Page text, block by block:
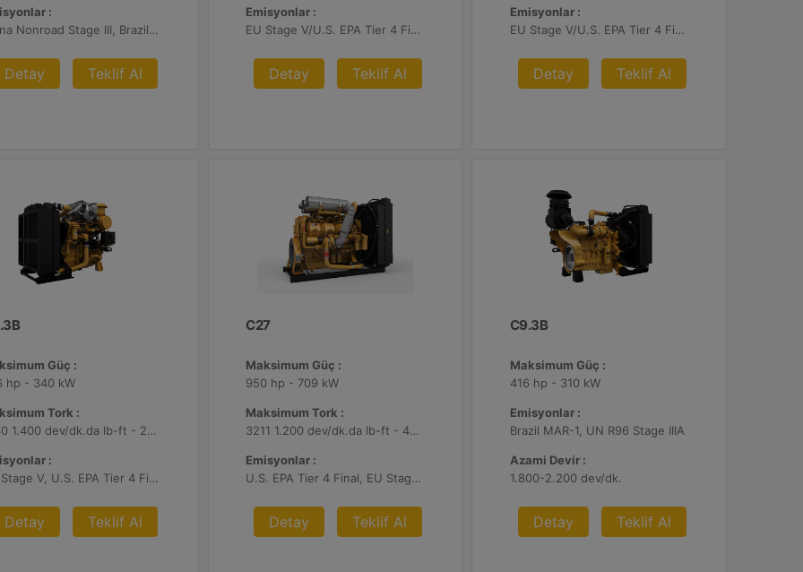
:
China Nonroad Stage III, Brazil MAR-1, UN ECE R96 Stage IIIA
Detay Teklif Al
Emisyonlar :
EU Stage V/U.S. EPA Tier 4 Final/ Japan 2014 (Tier 4 Final)
Detay Teklif Al
Emisyonlar :
EU Stage V/U.S. EPA Tier 4 Final/ Japan 2014 (Tier 4 Final)
Detay Teklif Al
Güç :
hp - 340 kW
Tork :
1540 1.400 dev/dk.da lb-ft - 2088 1.400 dev/dk.da Nm
:
EU Stage V, U.S. EPA Tier 4 Final, Korea Stage V, Japan 2014 (Tier 4 Final) ve China Nonroad IV
Detay Teklif Al
C27
Maksimum Güç :
950 hp - 709 kW
Maksimum Tork :
3211 1.200 dev/dk.da lb-ft - 4354 1.200 dev/dk.da Nm
Emisyonlar :
U.S. EPA Tier 4 Final, EU Stage V
Detay Teklif Al
C9.3B
Maksimum Güç :
416 hp - 310 kW
Emisyonlar :
Brazil MAR-1, UN R96 Stage IIIA
Azami Devir :
1.800-2.200 dev/dk.
Detay Teklif Al